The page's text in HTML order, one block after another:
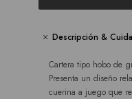
Descripción &
Cartera tipo hobo de
Presenta un diseño
cuerina a juego que